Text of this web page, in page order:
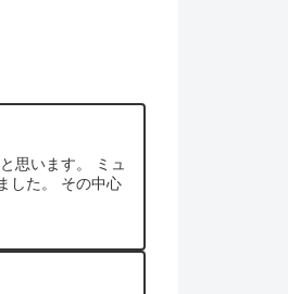
思います。 ミュ
した。 その中心